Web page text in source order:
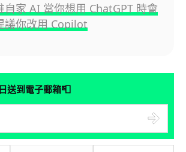
自家 AI 當你想用 ChatGPT 時會
議你改用 Copilot
送到電子郵箱📮